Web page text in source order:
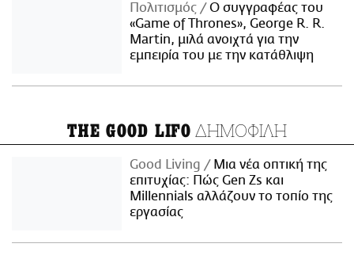
Πολιτισμός
Ο συγγραφέας του
«Game of Thrones», George R. R.
Martin, μιλά ανοιχτά για την
εμπειρία του με την κατάθλιψη
THE GOOD LIFO ΔΗΜΟΦΙΛΗ
Good Living
Μια νέα οπτική της
επιτυχίας: Πώς Gen Zs και
Millennials αλλάζουν το τοπίο της
εργασίας